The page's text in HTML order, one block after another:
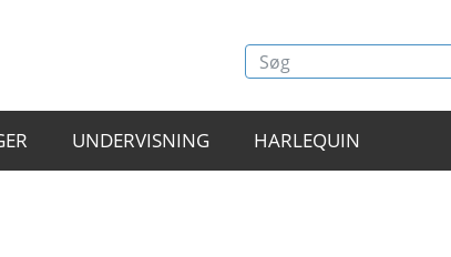
UNDERVISNING HARLEQUIN